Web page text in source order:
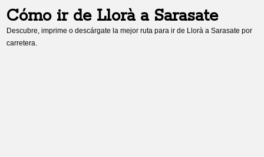
Cómo ir de Lloràa Sarasate
Descubre, imprime o descárgate la mejor ruta para ir de Llorà aSarasate por
carretera.